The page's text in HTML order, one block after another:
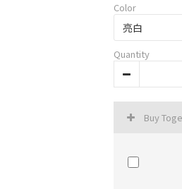
Color
Quantity
Buy